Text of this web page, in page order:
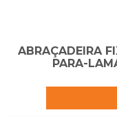
ABRAÇADEIRA
PARA-